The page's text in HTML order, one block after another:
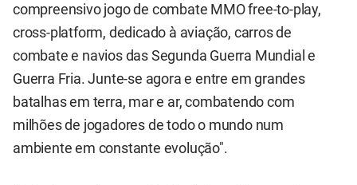
compreensivo jogo de combate MMO free-to-play,
cross-platform, dedicado à aviação, carros de
combate e navios das Segunda Guerra Mundial e
Guerra Fria. Junte-se agora e entre em grandes
batalhas em terra, mar e ar, combatendo com
milhões de jogadores de todo o mundo num
ambiente em constante evolução".